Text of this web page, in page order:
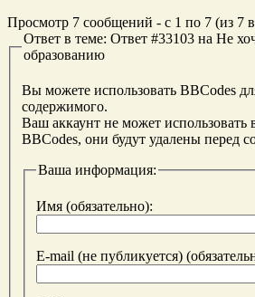
Просмотр 7 сообщений - с 1 по 7 (из 7
Ответ в теме: Ответ #33103 на Не
образованию
Вы можете использовать BBCodes
содержимого.
Ваш аккаунт не может использовать
BBCodes, они будут удалены перед
Ваша информация:
Имя (обязательно):
E-mail (не публикуется)